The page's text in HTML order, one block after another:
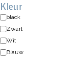
Kleur
black
Zwart
Wit
Blauw